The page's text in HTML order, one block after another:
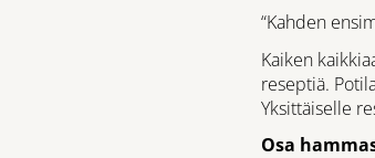
“Kahden
Kaiken
reseptiä.
Yksittäiselle
Osa